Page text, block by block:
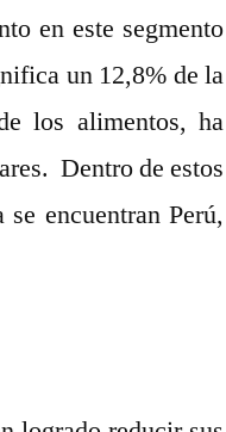
en este segmento
un 12,8% de la
los alimentos, ha
Dentro de estos
encuentran Perú,